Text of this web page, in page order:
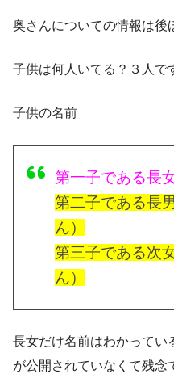
奥さんについての情報は後
子供は何人いてる？３人で
子供の名前
第一子である長
第二子である長
ん）
第三子である次
ん）
長女だけ名前はわかってい
が公開されていなくて残念